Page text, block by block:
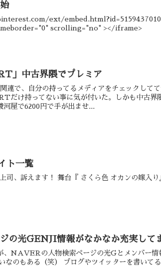
ext/
scrolling="no" ></iframe>
」中古界隈でプレミア
連で、自分の持ってるメディアをチェックして
け持ってない事に気が付いた。しかも中古界
河屋で6200円で手が出ませ...
ト一覧
ブラックorホワイト？ あなたの上司、訴えます！ 舞台『 さくら色 オカンの嫁入り
の光GENJI情報がなかなか充実して
、NAVERの人物検索ページの光Gとメンバー情
なのもある（笑） ブログやツイッターを書いて